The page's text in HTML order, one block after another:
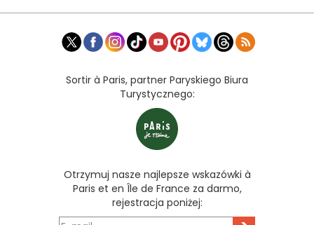
Sortir à Paris, partner Paryskiego Biura
Turystycznego:
Otrzymuj nasze najlepsze wskazówki à
Paris et en Île de France za darmo,
rejestracja poniżej: